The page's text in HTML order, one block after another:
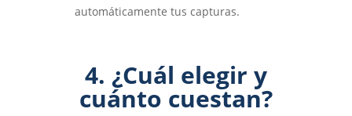
automáticamente tus capturas.
4. ¿Cuál elegir y
cuánto cuestan?